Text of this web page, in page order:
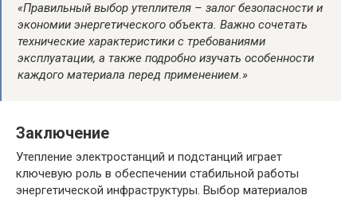
«Правильный выбор утеплителя – залог безопасности и
экономии энергетического объекта. Важно сочетать
технические характеристики с требованиями
эксплуатации, а также подробно изучать особенности
каждого материала перед применением.»
Заключение
Утепление электростанций и подстанций играет
ключевую роль в обеспечении стабильной работы
энергетической инфраструктуры. Выбор материалов